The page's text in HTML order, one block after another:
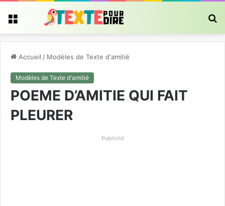
Accueil / Modèles de Texte d'amitié
Modèles de Texte d'amitié
POEME D’AMITIE QUI FAIT
PLEURER
Publicité